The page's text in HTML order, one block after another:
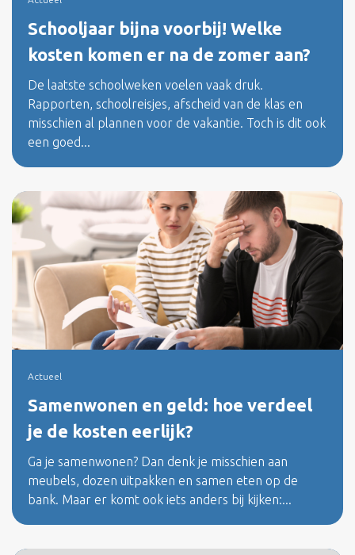
Schooljaar bijna voorbij! Welke
kosten komen er na de zomer aan?
De laatste schoolweken voelen vaak druk.
Rapporten, schoolreisjes, afscheid van de klas en
misschien al plannen voor de vakantie. Toch is dit ook
een goed...
Actueel
Samenwonen en geld: hoe verdeel
je de kosten eerlijk?
Ga je samenwonen? Dan denk je misschien aan
meubels, dozen uitpakken en samen eten op de
bank. Maar er komt ook iets anders bij kijken:...